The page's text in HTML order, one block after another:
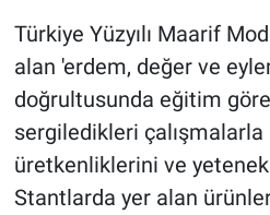
Türkiye Yüzyılı Maarif
alan 'erdem, değer ve
doğrultusunda eğitim
sergiledikleri
üretkenliklerini ve
Stantlarda yer alan